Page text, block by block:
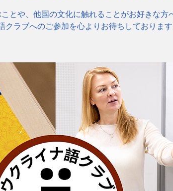
とや、他国の文化に触れることがお好きな方
クラブへのご参加を心よりお待ちしております